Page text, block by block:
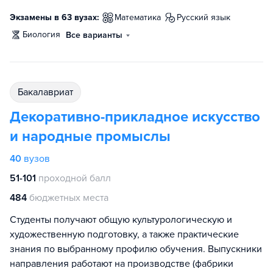
Экзамены в 63 вузах: математика
русский язык
биология
Все варианты
бакалавриат
Декоративно-прикладное искусство
и народные промыслы
40 вузов
51-101 проходной балл
484 бюджетных места
Студенты получают общую культурологическую и
художественную подготовку, а также практические
знания по выбранному профилю обучения. Выпускники
направления работают на производстве (фабрики